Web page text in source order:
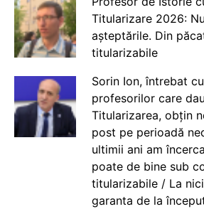
Titularizare 2026:
așteptările. Din
titularizabile
Sorin Ion, întrebat
profesorilor care
Titularizarea, obțin
post pe perioadă
ultimii ani am
poate de bine sub
titularizabile / La
garanta de la